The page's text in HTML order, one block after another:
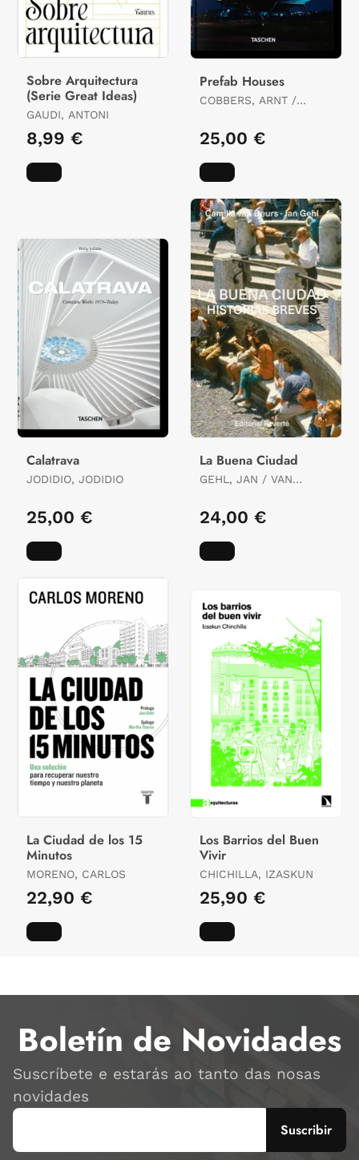
Sobre Arquitectura
(Serie Great Ideas)
GAUDI, ANTONI
8,99 €
Prefab Houses
COBBERS, ARNT /
25,00 €
Calatrava
JODIDIO, JODIDIO
25,00 €
La Buena Ciudad
GEHL, JAN / VAN
24,00 €
La Ciudad de los 15
Minutos
MORENO, CARLOS
22,90 €
Los Barrios del Buen
Vivir
CHICHILLA, IZASKUN
25,90 €
Boletín de Novidades
Suscríbete e estarás ao tanto das nosas
novidades